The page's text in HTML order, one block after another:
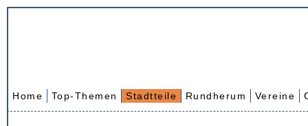
Home Top-Themen Stadtteile Rundherum Vereine